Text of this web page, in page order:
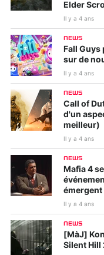
Elder
Il y a 4 ans
NEWS
Fall
sur de
Il y a 4 ans
NEWS
Call of
d'un
meilleur)
Il y a 4 ans
NEWS
Mafia 4
émergent
Il y a 4 ans
NEWS
[MàJ]
Silent Hill